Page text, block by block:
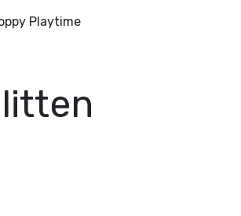
Playtime